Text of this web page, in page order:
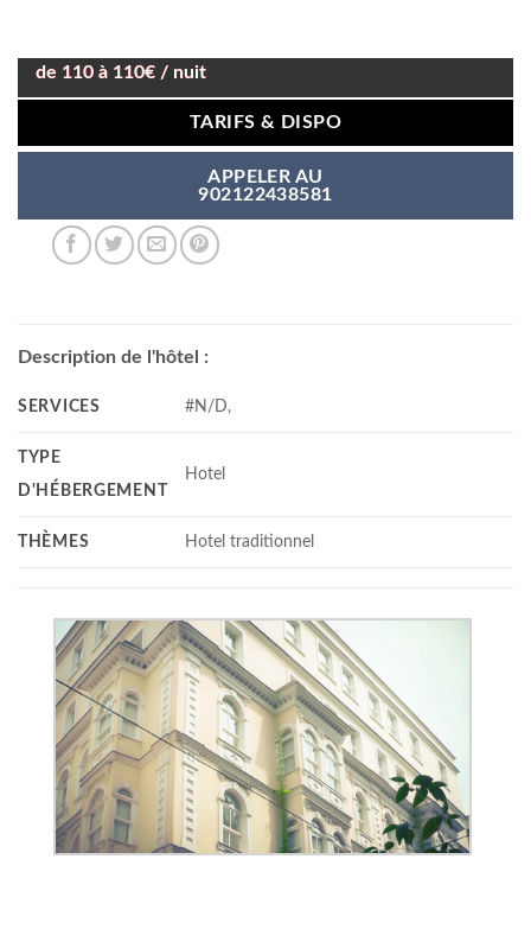
de 110 à 110€ / nuit
TARIFS & DISPO
APPELER AU
902122438581
Description de l'hôtel :
SERVICES #N/D,
TYPE
D'HÉBERGEMENT
Hotel
THÈMES Hotel traditionnel